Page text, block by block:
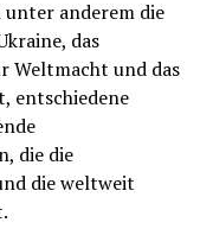
anderem die
das
Weltmacht und das
entschiedene
die die
die weltweit